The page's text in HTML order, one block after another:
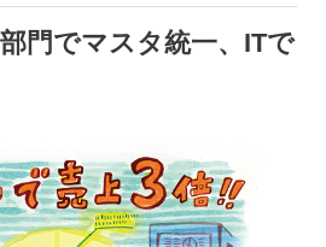
部門でマスタ統一、ITで